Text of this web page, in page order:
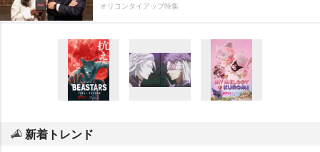
オリコンタイアップ特集
新着トレンド